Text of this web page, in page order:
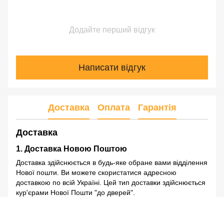
Додайте перший відгук
Написати відгук
Доставка Оплата Гарантія
Доставка
1. Доставка Новою Поштою
Доставка здійснюється в будь-яке обране вами відділення
Нової пошти. Ви можете скористатися адресною
доставкою по всій Україні. Цей тип доставки здійснюється
кур'єрами Нової Пошти "до дверей".